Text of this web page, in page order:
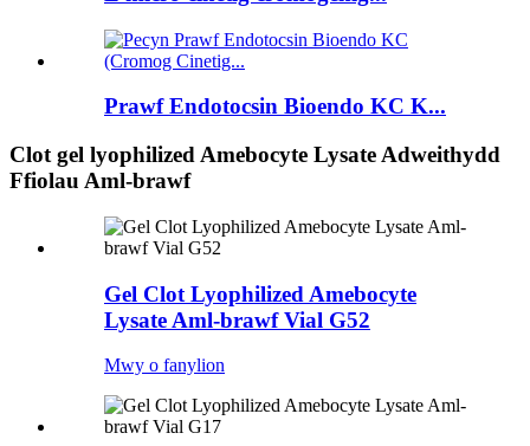
Prawf Endotocsin Bioendo KC K...
Clot gel lyophilized Amebocyte Lysate Adweithydd
Ffiolau Aml-brawf
Gel Clot Lyophilized Amebocyte
Lysate Aml-brawf Vial G52
Mwy o fanylion